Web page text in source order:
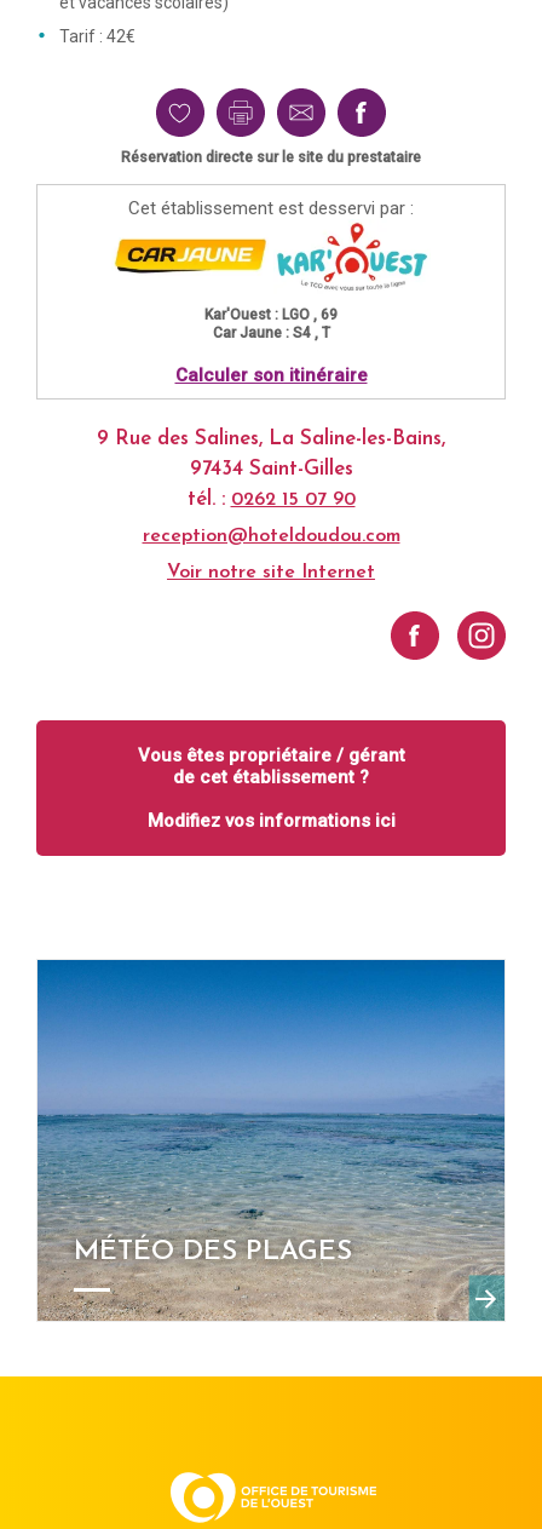
Tarif : 42€
Réservation directe sur le site du prestataire
Cet établissement est desservi par :
Kar'Ouest : LGO , 69
Car Jaune : S4 , T
Calculer son itinéraire
9 Rue des Salines, La Saline-les-Bains,
97434 Saint-Gilles
tél. : 0262 15 07 90
reception@hoteldoudou.com
Voir notre site Internet
Vous êtes propriétaire / gérant
de cet établissement ?
Modifiez vos informations ici
MÉTÉO DES PLAGES